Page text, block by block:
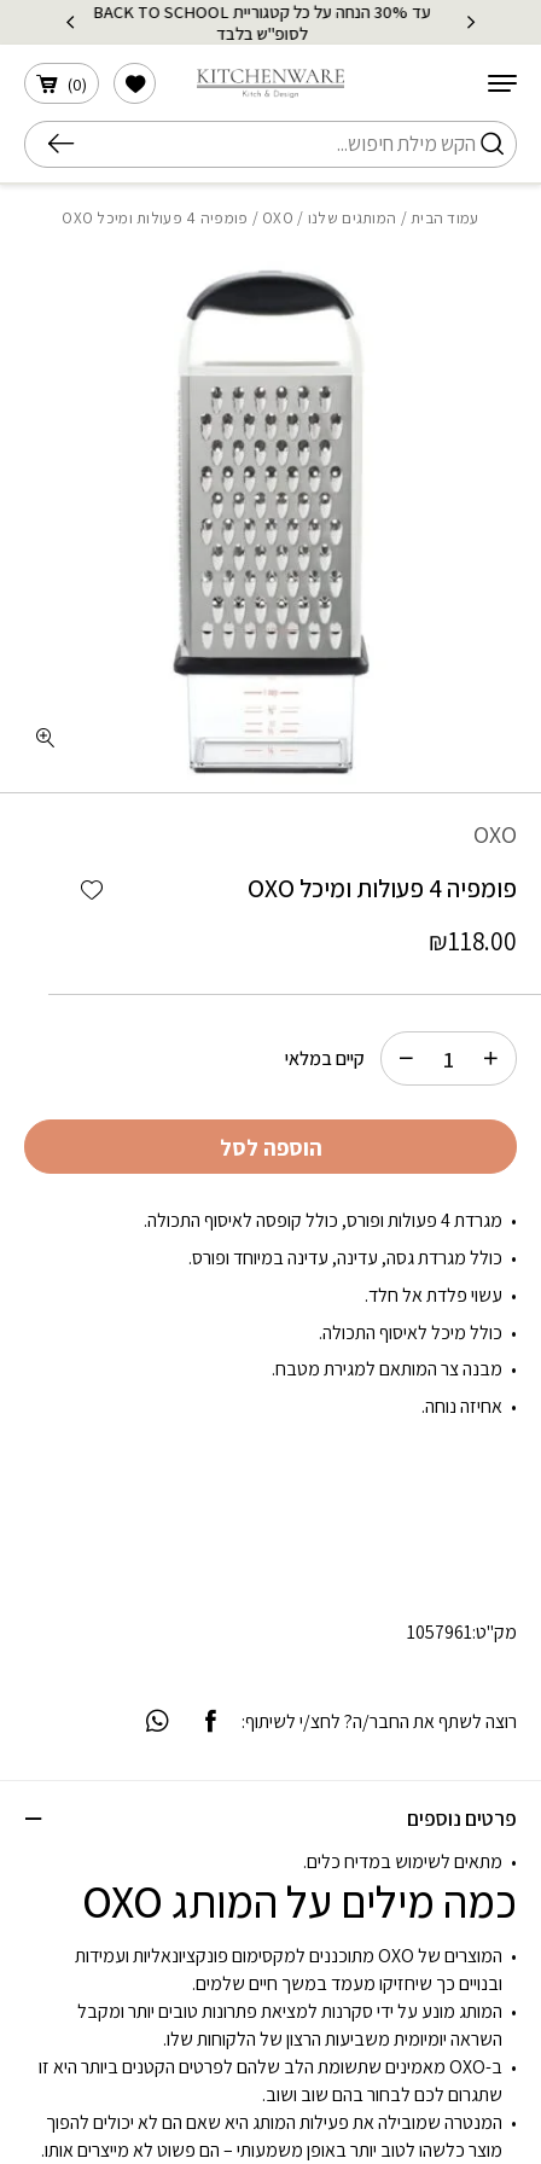
Skip to Content
עד 30% הנחה על כל קטגוריית BACK TO SCHOOL
לסופ"ש בלבד
חיפוש
(
0
)
הרשימה שלי
עמוד הבית/ המותגים שלנו /
OXO / פומפיה 4 פעולות ומיכל OXO
OXO
wishlist
פומפיה 4 פעולות ומיכל OXO
₪118.00
מגרדת 4 פעולות ופורס, כולל קופסה לאיסוף התכולה.
כולל מגרדת גסה, עדינה, עדינה במיוחד ופורס.
עשוי פלדת אל חלד.
כולל מיכל לאיסוף התכולה.
מבנה צר המותאם למגירת מטבח.
אחיזה נוחה.
מק"ט:1057961
קיים במלאי
הוספה לסל
פרטים נוספים
מתאים לשימוש במדיח כלים.
כמה מילים על המותג OXO
המוצרים של OXO מתוכננים למקסימום פונקציונאליות ועמידות
ובנויים כך שיחזיקו מעמד במשך חיים שלמים.
המותג מונע על ידי סקרנות למציאת פתרונות טובים יותר ומקבל
השראה יומיומית משביעות הרצון של הלקוחות שלו.
ב-OXO מאמינים שתשומת הלב שלהם לפרטים הקטנים ביותר היא זו
שתגרום לכם לבחור בהם שוב ושוב.
המנטרה שמובילה את פעילות המותג היא שאם הם לא יכולים להפוך
מוצר כלשהו לטוב יותר באופן משמעותי – הם פשוט לא מייצרים אותו.
רוצה לשתף את החבר/ה? לחצ/י לשיתוף:
בחזרה למעלה